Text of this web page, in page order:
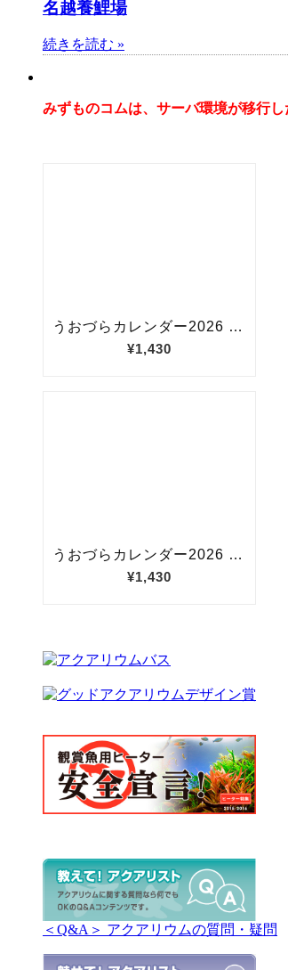
名越養鯉場
続きを読む »
みずものコムは、サーバ環境が移行
＜Q&A＞ アクアリウムの質問・疑問